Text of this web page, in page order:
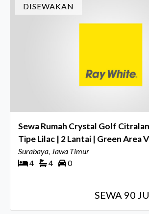
DISEWAKAN
Sewa Rumah Crystal Golf
Tipe Lilac | 2 Lantai | Green Area
Surabaya, Jawa Timur
4
4 0
SEWA 90